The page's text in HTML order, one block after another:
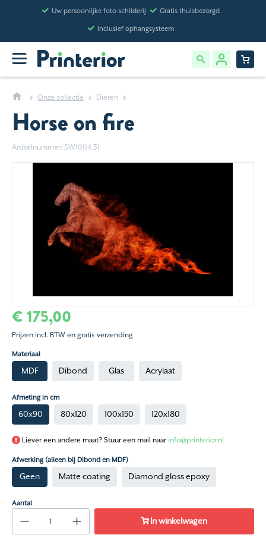
Uw persoonlijke foto schilderij Gratis thuisbezorgd
Inclusief ophangsysteem
Onze collectie Dieren
Horse on fire
Artikelnummer: SW10114.31
€ 175,00
Prijzen incl. BTW en gratis verzending
Materiaal
MDF Dibond Glas Acrylaat
Afmeting in cm
60x90 80x120 100x150 120x180
Liever een andere maat? Stuur een mail naar info@printerior.nl
Afwerking (alleen bij Dibond en MDF)
Geen Matte coating Diamond gloss epoxy
Aantal
In winkelwagen